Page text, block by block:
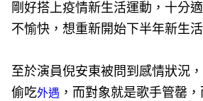
剛好搭上疫情新生活運動，十分
不愉快，想重新開始下半年新生
至於演員倪安東被問到感情狀況
偷吃外遇 ，而對象就是歌手管罄